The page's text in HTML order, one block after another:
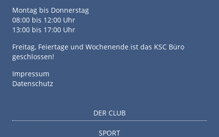
Montag bis Donnerstag
08:00 bis 12:00 Uhr
13:00 bis 17:00 Uhr
Freitag, Feiertage und Wochenende ist das KSC Büro
geschlossen!
Impressum
Datenschutz
DER CLUB
SPORT